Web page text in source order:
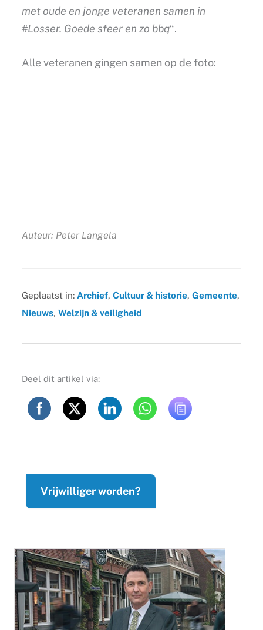
met oude en jonge veteranen samen in
#Losser. Goede sfeer en zo bbq“.
Alle veteranen gingen samen op de foto:
Auteur: Peter Langela
Geplaatst in: Archief, Cultuur & historie, Gemeente,
Nieuws, Welzijn & veiligheid
Deel dit artikel via:
Vrijwilliger worden?